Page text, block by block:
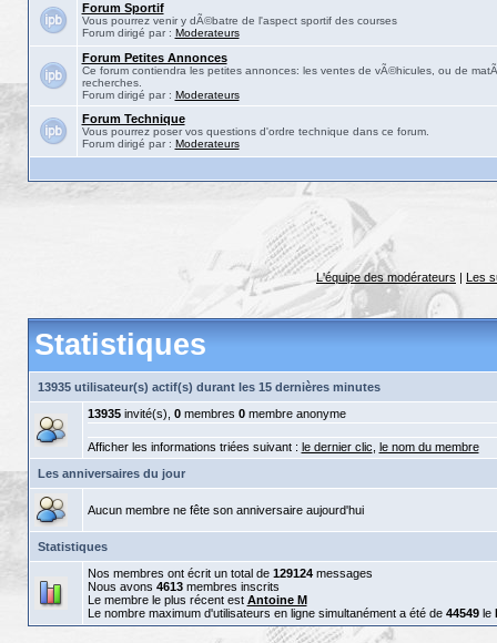
Forum Sportif
Vous pourrez venir y dÃ©batre de l'aspect sportif des courses
Forum dirigé par : Moderateurs
Forum Petites Annonces
Ce forum contiendra les petites annonces: les ventes de vÃ©hicules, ou de
recherches.
Forum dirigé par : Moderateurs
Forum Technique
Vous pourrez poser vos questions d'ordre technique dans ce forum.
Forum dirigé par : Moderateurs
L'équipe des modérateurs | Les
Statistiques
13935 utilisateur(s) actif(s) durant les 15 dernières minutes
13935invité(s), 0membres 0membre anonyme
Afficher les informations triées suivant : le dernier clic le nom du membre
Les anniversaires du jour
Aucun membre ne fête son anniversaire aujourd'hui
Statistiques
Nos membres ont écrit un total de 129124messages
Nous avons 4613membres inscrits
Le membre le plus récent est Antoine M
Le nombre maximum d'utilisateurs en ligne simultanément a été de 44549le